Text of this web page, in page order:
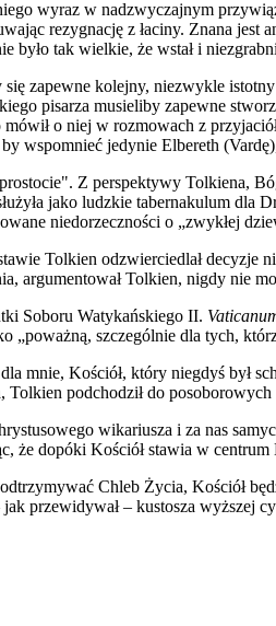
wyraz w nadzwyczajnym
rezygnację z łaciny. Znana jest
było tak wielkie, że wstał i
zapewne kolejny, niezwykle
pisarza musieliby zapewne
mówił o niej w rozmowach z
wspomnieć jedynie Elbereth
Z perspektywy Tolkiena,
jako ludzkie tabernakulum dla
niedorzeczności o „zwykłej
Tolkien odzwierciedlał
argumentował Tolkien, nigdy nie
Soboru Watykańskiego II.
„poważną, szczególnie dla tych,
mnie, Kościół, który niegdyś był
Tolkien podchodził do
wikariusza i za nas
że dopóki Kościół stawia w
Chleb Życia, Kościół
przewidywał – kustosza wyższej